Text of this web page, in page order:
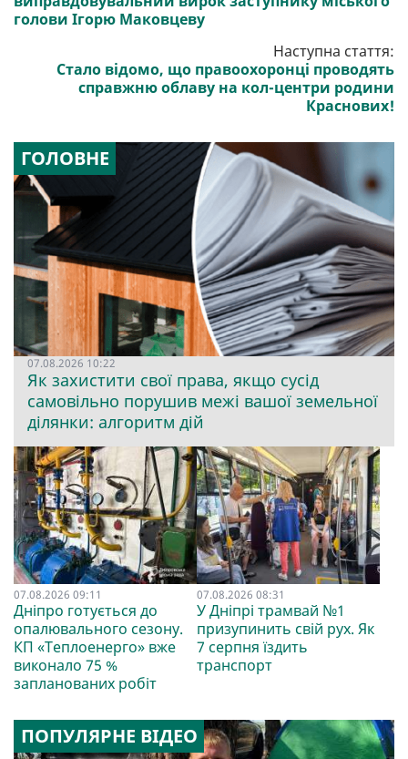
голови Ігорю Маковцеву
Наступна стаття:
Стало відомо, що правоохоронці проводять
справжню облаву на кол-центри родини
Краснових!
ГОЛОВНЕ
07.08.2026 10:22
Як захистити свої права, якщо сусід
самовільно порушив межі вашої земельної
ділянки: алгоритм дій
07.08.2026 09:11
Дніпро готується до
опалювального сезону.
КП «Теплоенерго» вже
виконало 75 %
запланованих робіт
07.08.2026 08:31
У Дніпрі трамвай №1
призупинить свій рух. Як
7 серпня їздить
транспорт
ПОПУЛЯРНЕ ВІДЕО